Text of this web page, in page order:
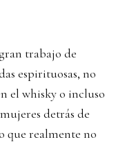
trabajo de
espirituosas, no
el whisky o incluso
detrás de
que realmente no